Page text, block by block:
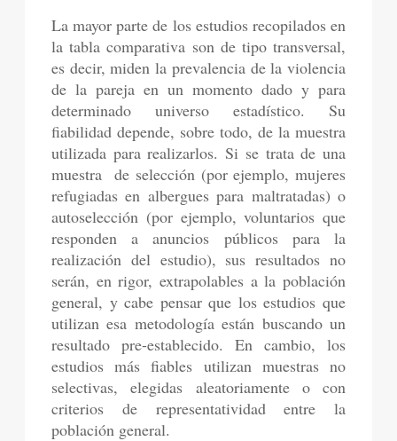
La mayor parte de los estudios recopilados en
la tabla comparativa son de tipo transversal,
es decir, miden la prevalencia de la violencia
de la pareja en un momento dado y para
determinado universo estadístico. Su
fiabilidad depende, sobre todo, de la muestra
utilizada para realizarlos. Si se trata de una
muestra de selección (por ejemplo, mujeres
refugiadas en albergues para maltratadas) o
autoselección (por ejemplo, voluntarios que
responden a anuncios públicos para la
realización del estudio), sus resultados no
serán, en rigor, extrapolables a la población
general, y cabe pensar que los estudios que
utilizan esa metodología están buscando un
resultado pre-establecido. En cambio, los
estudios más fiables utilizan muestras no
selectivas, elegidas aleatoriamente o con
criterios de representatividad entre la
población general.